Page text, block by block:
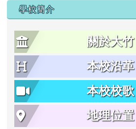
學校簡介
關於大竹
本校沿革
本校校歌
地理位置